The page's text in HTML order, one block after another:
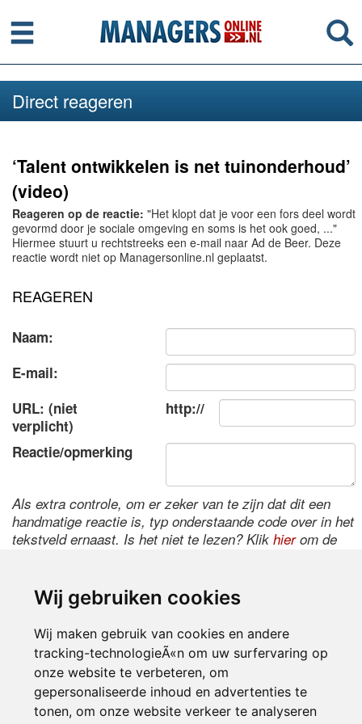
Wij gebruiken cookies
Wij maken gebruik van cookies en andere
tracking-technologieÃ«n om uw surfervaring op
onze website te verbeteren, om
gepersonaliseerde inhoud en advertenties te
tonen, om onze website verkeer te analyseren
Menu
Direct reageren
‘Talent ontwikkelen is net tuinonderhoud’
(video)
Reageren op de reactie: "Het klopt dat je voor een fors deel wordt
gevormd door je sociale omgeving en soms is het ook goed, ..."
Hiermee stuurt u rechtstreeks een e-mail naar Ad de Beer. Deze
reactie wordt niet op Managersonline.nl geplaatst.
REAGEREN
Naam:
E-mail:
URL: (niet
verplicht)
http://
Reactie/opmerking
Als extra controle, om er zeker van te zijn dat dit een
handmatige reactie is, typ onderstaande code over in het
tekstveld ernaast. Is het niet te lezen? Klik hierom de